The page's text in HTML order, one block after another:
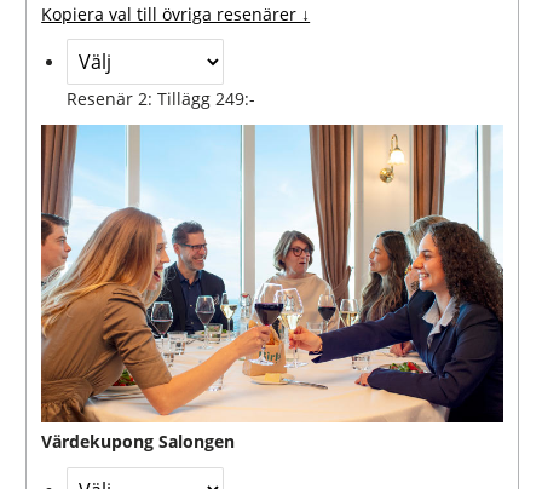
Kopiera val till övriga resenärer ↓
Resenär 2: Tillägg 249:-
Värdekupong Salongen